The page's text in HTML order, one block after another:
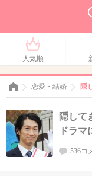
人気順
恋愛・結婚 隠
隠して
ドラマ
536コ